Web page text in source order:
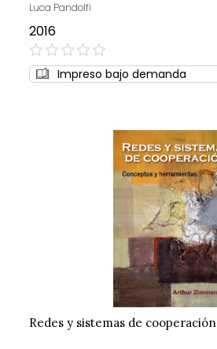
Luca Pandolfi
2016
0%
Impreso bajo demanda
Redes y sistemas de cooperación